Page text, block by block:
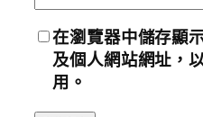
在瀏覽器中儲存顯
及個人網站網址，
用。